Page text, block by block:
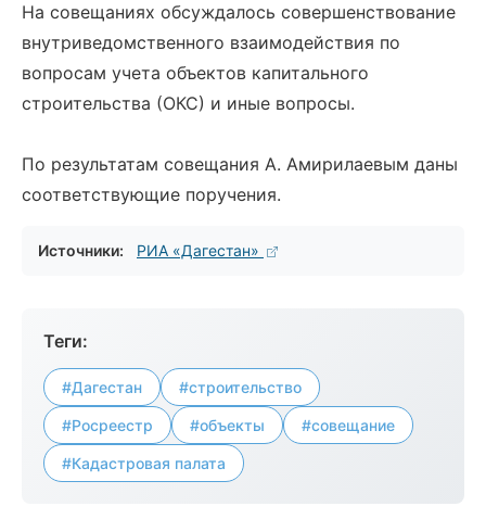
На совещаниях обсуждалось совершенствование
внутриведомственного взаимодействия по
вопросам учета объектов капитального
строительства (ОКС) и иные вопросы.
По результатам совещания А. Амирилаевым даны
соответствующие поручения.
Источники: РИА «Дагестан»
Теги:
#Дагестан #строительство
#Росреестр #объекты #совещание
#Кадастровая палата